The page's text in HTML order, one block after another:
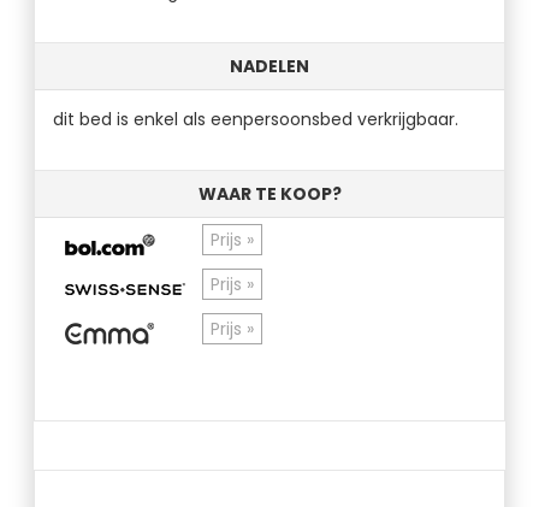
NADELEN
dit bed is enkel als eenpersoonsbed verkrijgbaar.
WAAR TE KOOP?
Prijs »
Prijs »
Prijs »